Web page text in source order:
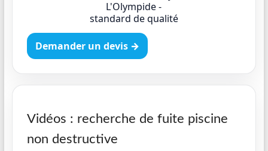
Demander un devis →
Vidéos : recherche de fuite piscine
non destructive